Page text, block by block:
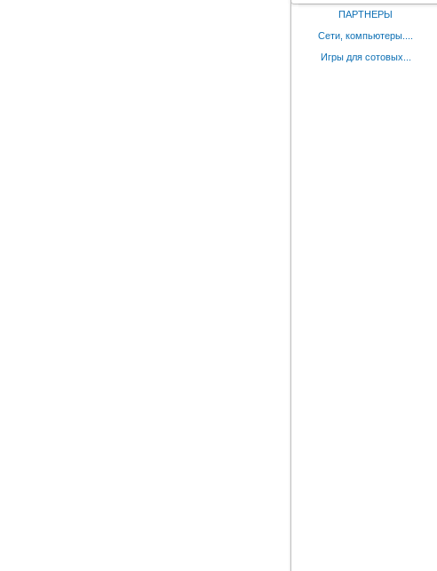
ПАРТНЕРЫ
Сети, компьютеры....
Игры для сотовых...